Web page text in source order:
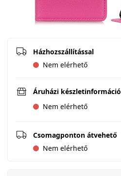
Házhozszállítással
Nem elérhető
Áruházi készletinformáció
Nem elérhető
Csomagponton átvehető
Nem elérhető